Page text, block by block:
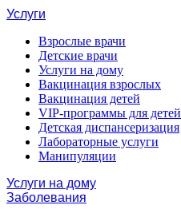
Услуги
Взрослые врачи
Детские врачи
Услуги на дому
Вакцинация взрослых
Вакцинация детей
VIP-программы для детей
Детская диспансеризация
Лабораторные услуги
Манипуляции
Услуги на дому
Заболевания